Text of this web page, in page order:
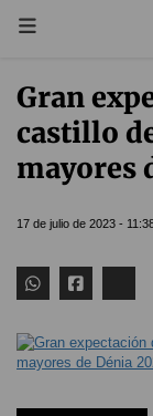
Gran
castillo
mayores
17 de julio de 2023 -